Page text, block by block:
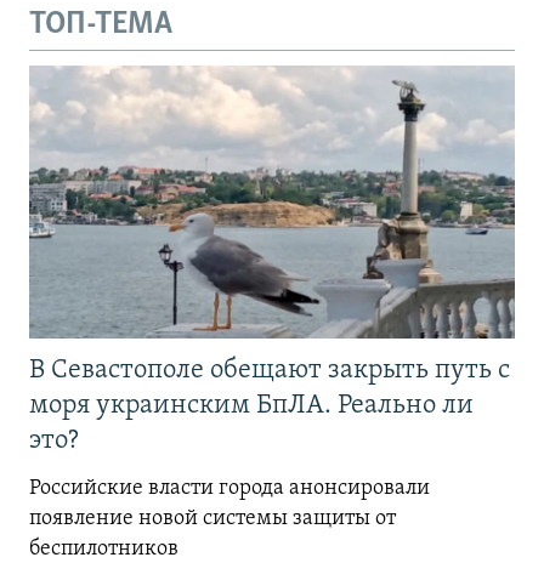
ТОП-ТЕМА
В Севастополе обещают закрыть путь с
моря украинским БпЛА. Реально ли
это?
Российские власти города анонсировали
появление новой системы защиты от
беспилотников